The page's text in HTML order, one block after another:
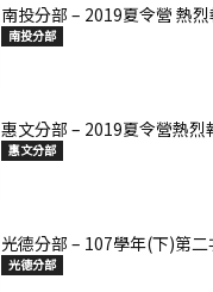
南投分部 – 2019夏令營 熱烈
南投分部
惠文分部 – 2019夏令營熱烈
惠文分部
光德分部 – 107學年(下)第二
光德分部